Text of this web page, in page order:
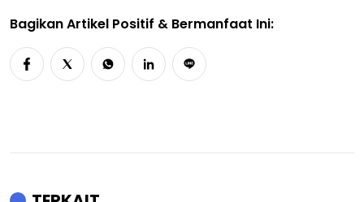
Bagikan Artikel Positif & Bermanfaat Ini: